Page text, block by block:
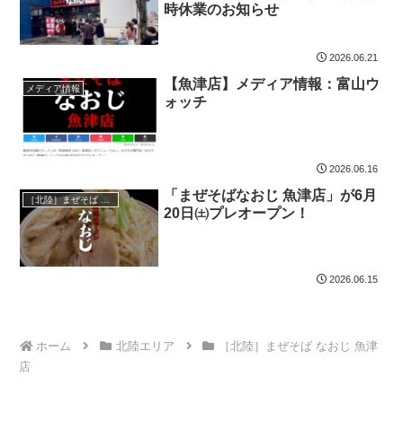
時休業のお知らせ
2026.06.21
メディア情報
【魚津店】メディア情報：富山ウ
ォッチ
2026.06.16
「まぜそばなおじ 魚津店」が6月
20日㈯プレオープン！
2026.06.15
ホーム 北陸エリア
［北陸］まぜそば なおじ 魚津
店